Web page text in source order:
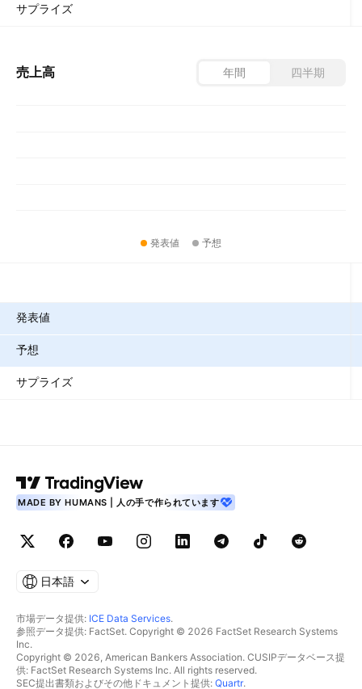
サプライズ
売上高 年間 四半期
発表値 予想
発表値
予想
サプライズ
MADE BY HUMANS | 人の手で作られています
日本語
市場データ提供: ICE Data Services.
参照データ提供: FactSet. Copyright © 2026 FactSet Research Systems
Inc.
Copyright © 2026, American Bankers Association. CUSIPデータベース提
供: FactSet Research Systems Inc. All rights reserved.
SEC提出書類およびその他ドキュメント提供: Quartr.